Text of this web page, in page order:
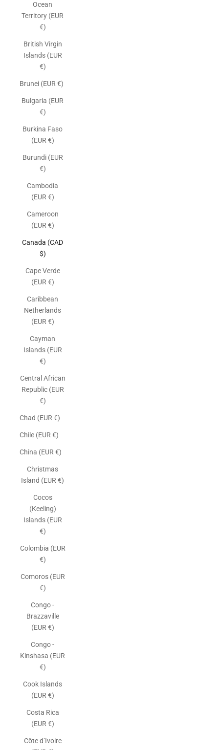
Ocean
Territory (EUR
€)
British Virgin
Islands (EUR
€)
Brunei (EUR €)
Bulgaria (EUR
€)
Burkina Faso
(EUR €)
Burundi (EUR
€)
Cambodia
(EUR €)
Cameroon
(EUR €)
Canada (CAD
$)
Cape Verde
(EUR €)
Caribbean
Netherlands
(EUR €)
Cayman
Islands (EUR
€)
Central African
Republic (EUR
€)
Chad (EUR €)
Chile (EUR €)
China (EUR €)
Christmas
Island (EUR €)
Cocos
(Keeling)
Islands (EUR
€)
Colombia (EUR
€)
Comoros (EUR
€)
Congo -
Brazzaville
(EUR €)
Congo -
Kinshasa (EUR
€)
Cook Islands
(EUR €)
Costa Rica
(EUR €)
Côte d’Ivoire